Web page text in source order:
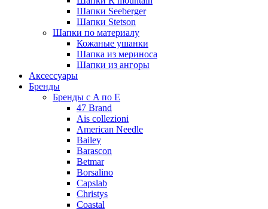
Шапки Seeberger
Шапки Stetson
Шапки по материалу
Кожаные ушанки
Шапка из мериноса
Шапки из ангоры
Аксессуары
Бренды
Бренды с A по E
47 Brand
Ais collezioni
American Needle
Bailey
Barascon
Betmar
Borsalino
Capslab
Christys
Coastal